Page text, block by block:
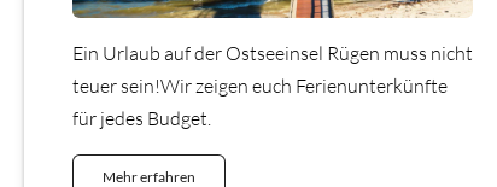
Ein Urlaub auf der Ostseeinsel Rügen muss nicht
teuer sein!Wir zeigen euch Ferienunterkünfte
für jedes Budget.
Mehr erfahren